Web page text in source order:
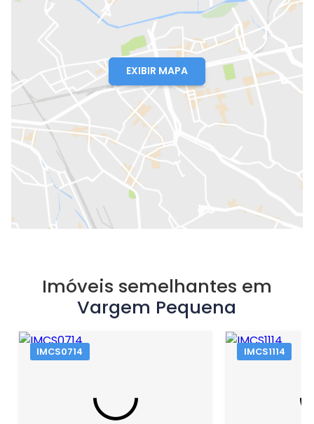
EXIBIR MAPA
Imóveis semelhantes em
Vargem Pequena
IMCS0714 IMCS1114